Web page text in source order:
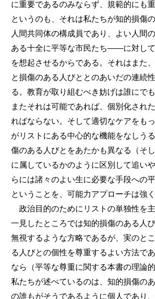
に重要であるのみならず、規範的にも
というのも、それは私たちが知的損
人間共同体の構成員であり、よい人間
ある十全に平等な市民たち――に対し
を想起させるからである。それはまた
と損傷のある人びととのあいだの連続
る。教育が取り組むべき妨げは誰にで
またそれは可能であれば、個別化され
ればならない。そして適切なケアをも
がリストにある中心的な機能をなしう
傷のある人びとをあたかも異なる（そ
に属しているかのように区別して追い
らには諸々のよい生に必要な手段への
ということを、可能力アプローチは強く
政治目的のためにリストの単独性を主
一見したところでは知的損傷のある人
無視するような方略であるが、実のと
る人びとの個性を尊重するよい方法で
なら（平等な尊重に関する本書の理論
私たちが述ぺているのは、知的損傷の
の誰もがそうであるように個人であり